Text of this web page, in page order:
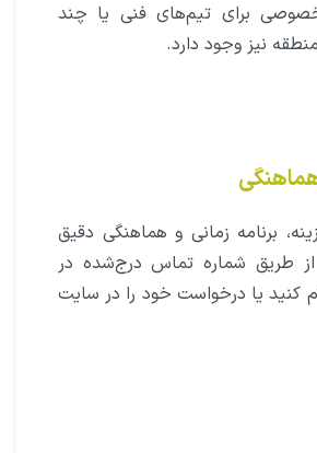
خصوصی برای تیم‌های فنی یا چند
نیز وجود دارد.
برنامه زمانی و هماهنگی دقیق
از طریق شماره تماس درج‌شده در
کنید یا درخواست خود را در سایت